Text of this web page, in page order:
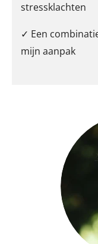
stressklachten
✓ Een
mijn aanpak